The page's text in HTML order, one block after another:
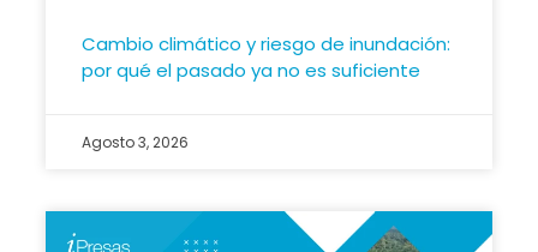
Cambio climático y riesgo de inundación:
por qué el pasado ya no es suficiente
Agosto 3, 2026